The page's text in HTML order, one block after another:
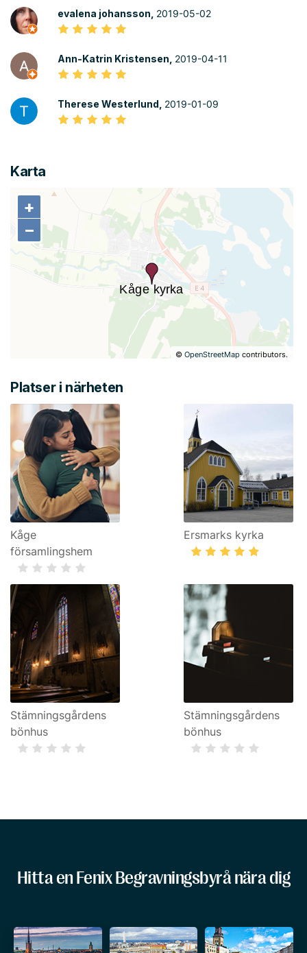
evalena johansson, 2019-05-02
Ann-Katrin Kristensen, 2019-04-11
Therese Westerlund, 2019-01-09
Karta
+
−
©OpenStreetMap contributors.
+
−
Platser i närheten
Kåge
församlingshem
Ersmarks kyrka
Stämningsgårdens
bönhus
Stämningsgårdens
bönhus
Hitta en Fenix Begravningsbyrå nära dig